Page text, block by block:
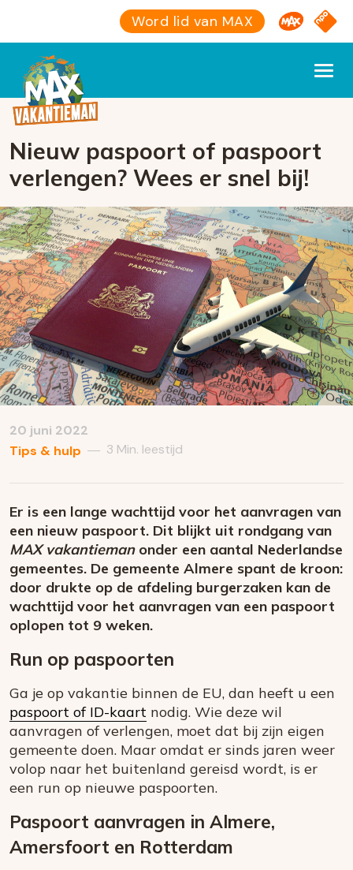
Word lid van MAX Omroep
NPO
Nieuw paspoort of paspoort
verlengen? Wees er snel bij!
20 juni 2022
Tips & hulp — 3 Min. leestijd
Er is een lange wachttijd voor het aanvragen van
een nieuw paspoort. Dit blijkt uit rondgang van
MAX vakantiemanonder een aantal Nederlandse
gemeentes. De gemeente Almere spant de kroon:
door drukte op de afdeling burgerzaken kan de
wachttijd voor het aanvragen van een paspoort
oplopen tot 9 weken.
Run op paspoorten
Ga je op vakantie binnen de EU, dan heeft u een
paspoort of ID-kaart nodig. Wie deze wil
aanvragen of verlengen, moet dat bij zijn eigen
gemeente doen. Maar omdat er sinds jaren weer
volop naar het buitenland gereisd wordt, is er
een run op nieuwe paspoorten.
Paspoort aanvragen in Almere,
Amersfoort en Rotterdam